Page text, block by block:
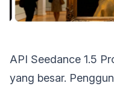
API Seedance 1.5
yang besar.